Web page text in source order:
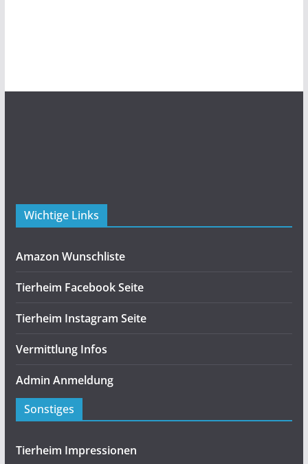
Wichtige Links
Amazon Wunschliste
Tierheim Facebook Seite
Tierheim Instagram Seite
Vermittlung Infos
Admin Anmeldung
Sonstiges
Tierheim Impressionen